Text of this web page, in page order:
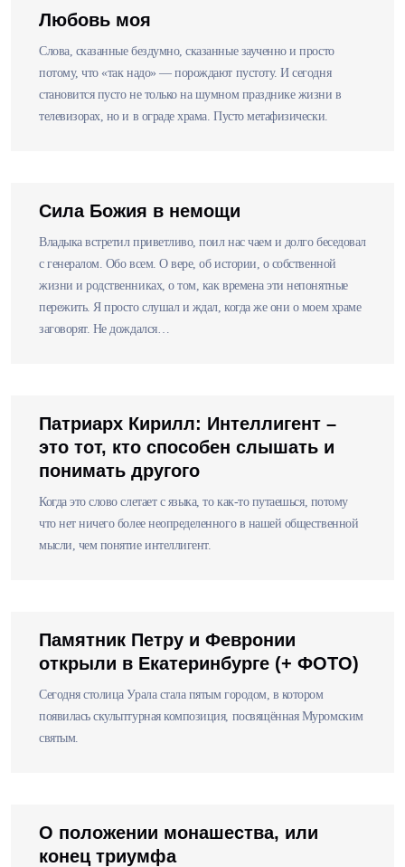
Любовь моя
Слова, сказанные бездумно, сказанные заученно и просто
потому, что «так надо» — порождают пустоту. И сегодня
становится пусто не только на шумном празднике жизни в
телевизорах, но и в ограде храма. Пусто метафизически.
Сила Божия в немощи
Владыка встретил приветливо, поил нас чаем и долго беседовал
с генералом. Обо всем. О вере, об истории, о собственной
жизни и родственниках, о том, как времена эти непонятные
пережить. Я просто слушал и ждал, когда же они о моем храме
заговорят. Не дождался…
Патриарх Кирилл: Интеллигент –
это тот, кто способен слышать и
понимать другого
Когда это слово слетает с языка, то как-то путаешься, потому
что нет ничего более неопределенного в нашей общественной
мысли, чем понятие интеллигент.
Памятник Петру и Февронии
открыли в Екатеринбурге (+ ФОТО)
Сегодня столица Урала стала пятым городом, в котором
появилась скульптурная композиция, посвящённая Муромским
святым.
О положении монашества, или
конец триумфа